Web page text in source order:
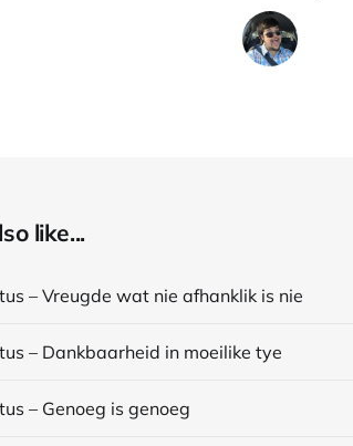
like...
– Vreugde wat nie afhanklik is nie
– Dankbaarheid in moeilike tye
– Genoeg is genoeg